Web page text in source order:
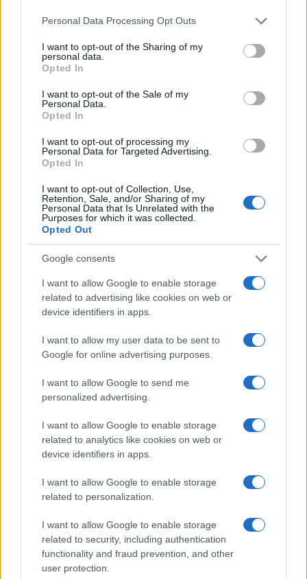
Please note that this website/app uses one or more Google
not limited to your visit or usage behaviour. You may click to
grant or deny consent to Google and its third-party tags to
use your data for below specified purposes in below Google
consent section.
Personal Data Processing Opt Outs
I want to opt-out of the Sharing of my
personal data.
Opted In
I want to opt-out of the Sale of my
Personal Data.
Opted In
I want to opt-out of processing my
Personal Data for Targeted Advertising.
Opted In
I want to opt-out of Collection, Use,
Retention, Sale, and/or Sharing of my
Personal Data that Is Unrelated with the
Purposes for which it was collected.
Opted Out
Google consents
I want to allow Google to enable storage
related to advertising like cookies on web or
device identifiers in apps.
I want to allow my user data to be sent to
Google for online advertising purposes.
I want to allow Google to send me
personalized advertising.
I want to allow Google to enable storage
related to analytics like cookies on web or
device identifiers in apps.
I want to allow Google to enable storage
related to personalization.
I want to allow Google to enable storage
related to security, including authentication
functionality and fraud prevention, and other
user protection.
Η Γερουσία των ΗΠΑ απέτρεψε διακοπή
λειτουργίας της κυβέρνησης, πριν τις
εκλογές Νοεμβρίου
Ο Οδυσσέας ταξίδευε με πλοίο των
Βίκινγκς; Η επιλογή του Νόλαν και η
πραγματική μυκηναϊκή ναυπηγική
Σαουδική Αραβία: ανάλωσε το 86% των
πυραύλων Patriot PAC-3 μέσα σε 38
ημέρες
Τρεις νεκροί, ανάμεσά τους ένα μικρό
παιδί, από ρωσική επίθεση στο Κίεβο
745 εκατ. δολάρια στη Raytheon για SM-